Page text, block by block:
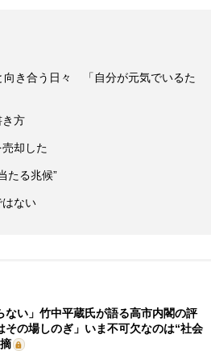
向き合う日々 「自分が元気でいるた
き方
却した
たる兆候”
ない
ない」竹中平蔵氏が語る高市内閣の評
の場しのぎ」いま不可欠なのは“社会